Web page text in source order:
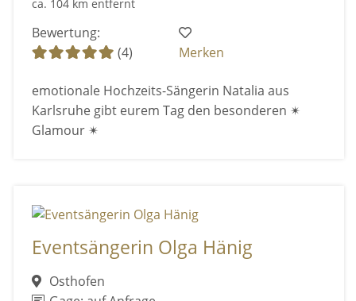
ca. 104 km entfernt
Bewertung:
(4)
Merken
emotionale Hochzeits-Sängerin Natalia aus
Karlsruhe gibt eurem Tag den besonderen ✴
Glamour ✴
Eventsängerin Olga Hänig
Osthofen